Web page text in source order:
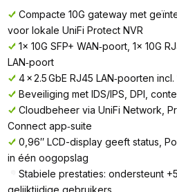
Compacte 10G gateway met
voor lokale UniFi Protect NVR
1× 10G SFP+ WAN‑poort, 1× 10G
LAN‑poort
4 × 2.5 GbE RJ45 LAN‑poorten
Beveiliging met IDS/IPS, DPI,
Cloudbeheer via UniFi Network,
Connect app‑suite
0,96″ LCD-display geeft status,
in één oogopslag
Stabiele prestaties: ondersteunt